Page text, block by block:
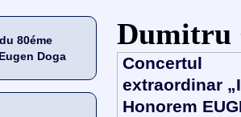
80éme
Doga
Vous êtes ici
Dumitru
Concertul
extraordinar
Honorem